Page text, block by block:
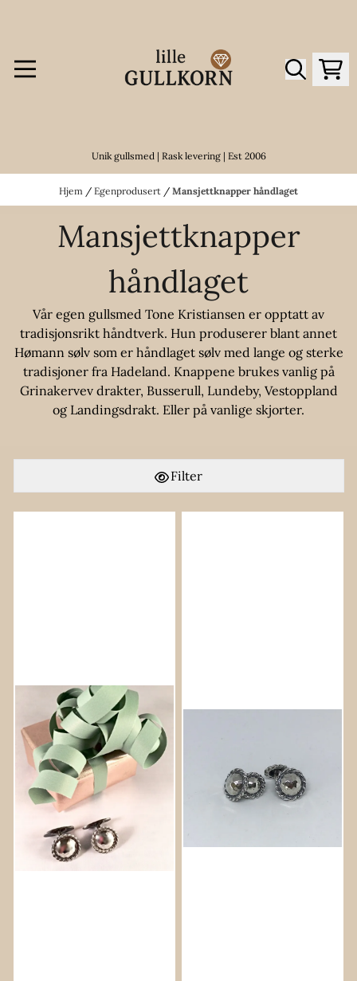
Unik gullsmed | Rask levering | Est 2006
Hjem / Egenprodusert / Mansjettknapper håndlaget
Mansjettknapper
håndlaget
Vår egen gullsmed Tone Kristiansen er opptatt av
tradisjonsrikt håndtverk. Hun produserer blant annet
Hømann sølv som er håndlaget sølv med lange og sterke
tradisjoner fra Hadeland. Knappene brukes vanlig på
Grinakervev drakter, Busserull, Lundeby, Vestoppland
og Landingsdrakt. Eller på vanlige skjorter.
Filter